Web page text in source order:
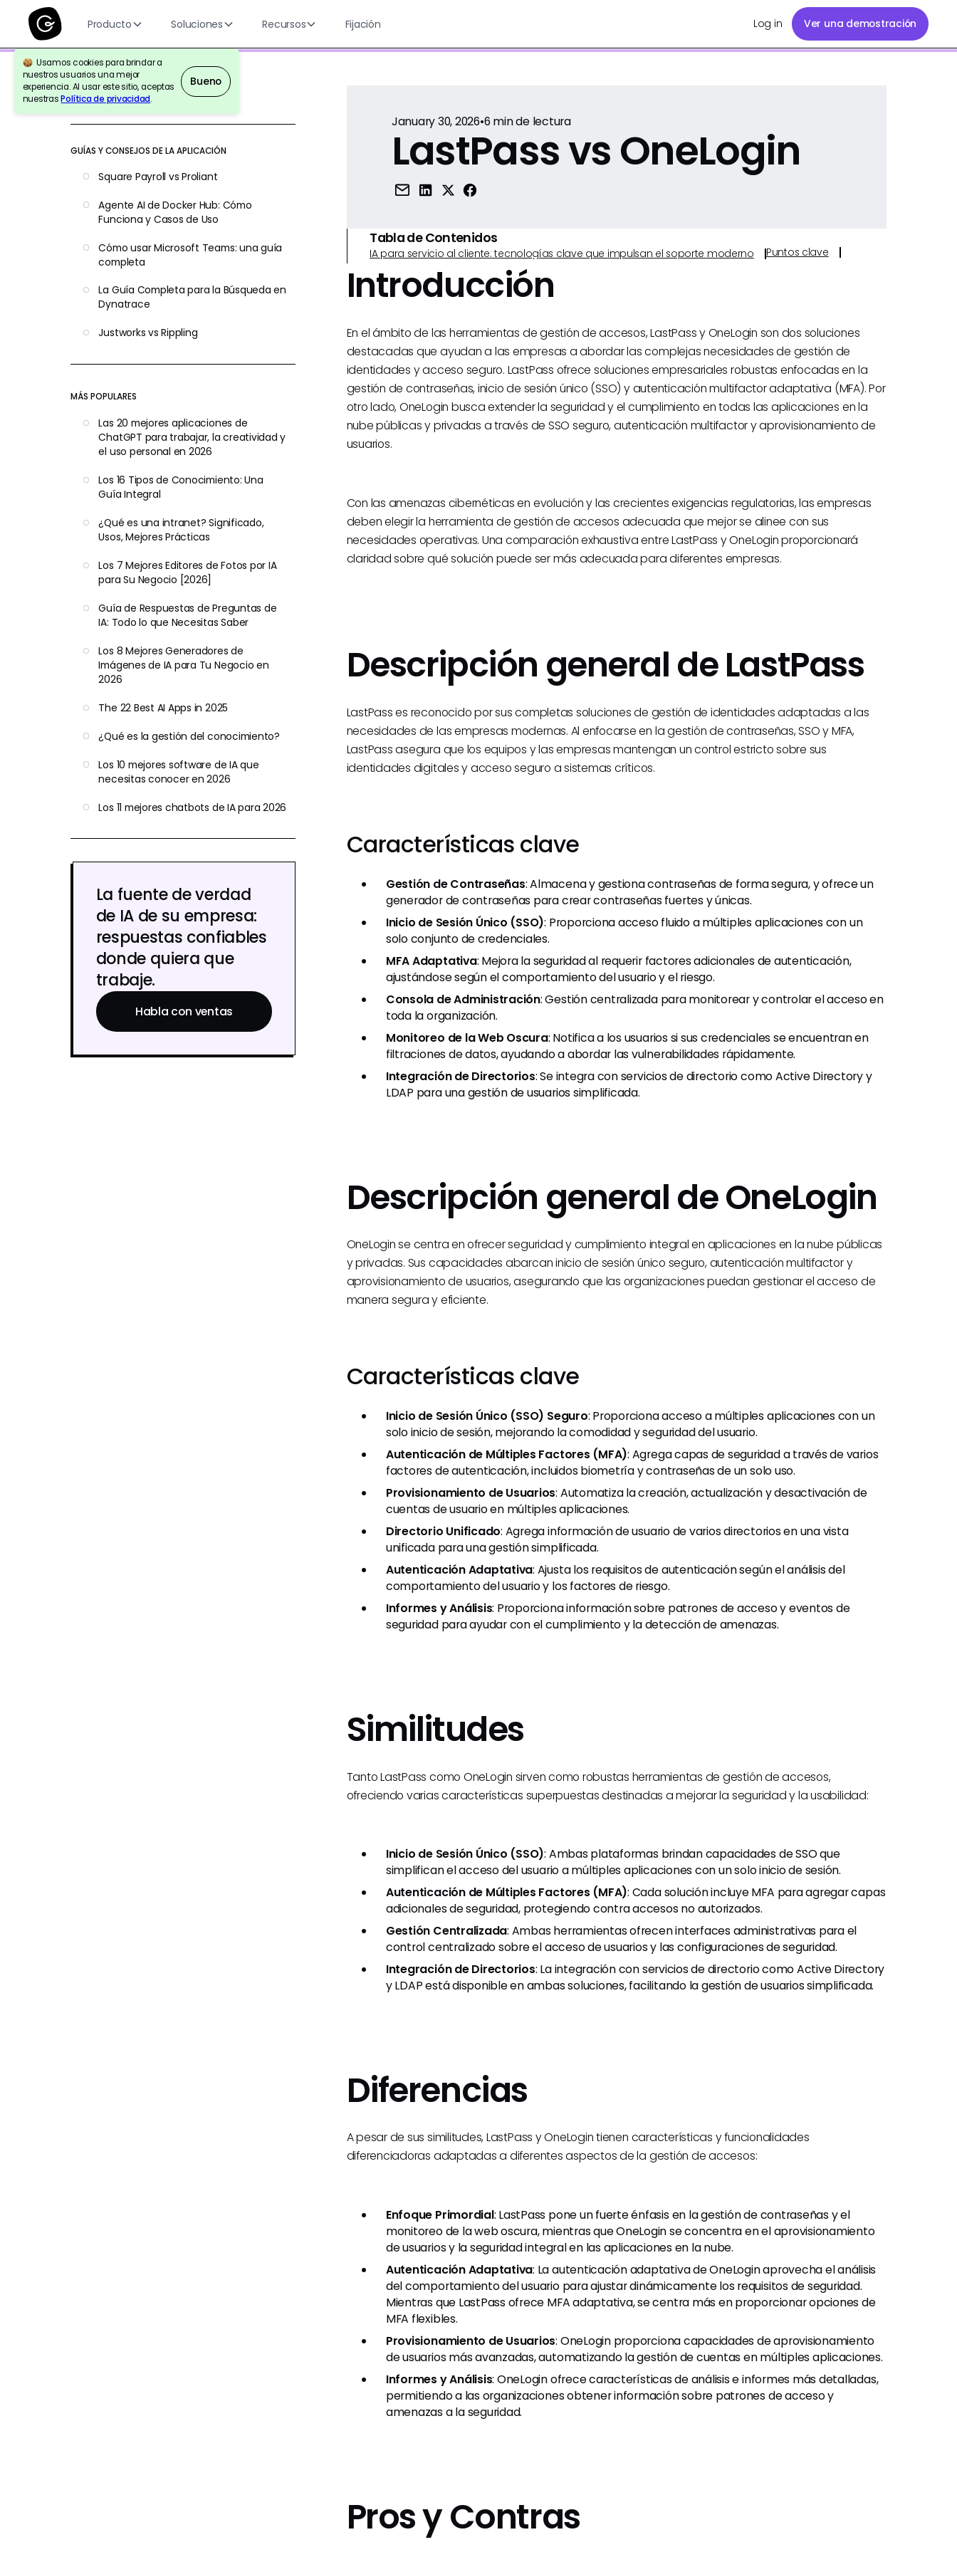
Producto Soluciones Recursos Fijación Log in Ver una demostración
Usamos cookies para brindar a
nuestros usuarios una mejor
experiencia. Al usar este sitio, aceptas
nuestrasPolítica de privacidad.
Bueno
Volver a la Referencia
GUÍAS Y CONSEJOS DE LA APLICACIÓN
Square Payroll vs Proliant
Agente AI de Docker Hub: Cómo
Funciona y Casos de Uso
Cómo usar Microsoft Teams: una guía
completa
La Guía Completa para la Búsqueda en
Dynatrace
Justworks vs Rippling
MÁS POPULARES
Las 20 mejores aplicaciones de
ChatGPT para trabajar, la creatividad y
el uso personal en 2026
Los 16 Tipos de Conocimiento: Una
Guía Integral
¿Qué es una intranet? Significado,
Usos, Mejores Prácticas
Los 7 Mejores Editores de Fotos por IA
para Su Negocio [2026]
Guía de Respuestas de Preguntas de
IA: Todo lo que Necesitas Saber
Los 8 Mejores Generadores de
Imágenes de IA para Tu Negocio en
2026
The 22 Best AI Apps in 2025
¿Qué es la gestión del conocimiento?
Los 10 mejores software de IA que
necesitas conocer en 2026
Los 11 mejores chatbots de IA para 2026
La fuente de verdad
de IA de su empresa:
respuestas confiables
donde quiera que
trabaje.
Habla con ventas
January 30, 2026•6 min de lectura
LastPass vs OneLogin
Tabla de Contenidos
IA para servicio al cliente: tecnologías clave que impulsan el soporte moderno Puntos clave
Introducción
En el ámbito de las herramientas de gestión de accesos, LastPass y OneLogin son dos soluciones
destacadas que ayudan a las empresas a abordar las complejas necesidades de gestión de
identidades y acceso seguro. LastPass ofrece soluciones empresariales robustas enfocadas en la
gestión de contraseñas, inicio de sesión único (SSO) y autenticación multifactor adaptativa (MFA). Por
otro lado, OneLogin busca extender la seguridad y el cumplimiento en todas las aplicaciones en la
nube públicas y privadas a través de SSO seguro, autenticación multifactor y aprovisionamiento de
usuarios.
Con las amenazas cibernéticas en evolución y las crecientes exigencias regulatorias, las empresas
deben elegir la herramienta de gestión de accesos adecuada que mejor se alinee con sus
necesidades operativas. Una comparación exhaustiva entre LastPass y OneLogin proporcionará
claridad sobre qué solución puede ser más adecuada para diferentes empresas.
Descripción general de LastPass
LastPass es reconocido por sus completas soluciones de gestión de identidades adaptadas a las
necesidades de las empresas modernas. Al enfocarse en la gestión de contraseñas, SSO y MFA,
LastPass asegura que los equipos y las empresas mantengan un control estricto sobre sus
identidades digitales y acceso seguro a sistemas críticos.
Características clave
Gestión de Contraseñas: Almacena y gestiona contraseñas de forma segura, y ofrece un
generador de contraseñas para crear contraseñas fuertes y únicas.
Inicio de Sesión Único (SSO): Proporciona acceso fluido a múltiples aplicaciones con un
solo conjunto de credenciales.
MFA Adaptativa: Mejora la seguridad al requerir factores adicionales de autenticación,
ajustándose según el comportamiento del usuario y el riesgo.
Consola de Administración: Gestión centralizada para monitorear y controlar el acceso en
toda la organización.
Monitoreo de la Web Oscura: Notifica a los usuarios si sus credenciales se encuentran en
filtraciones de datos, ayudando a abordar las vulnerabilidades rápidamente.
Integración de Directorios: Se integra con servicios de directorio como Active Directory y
LDAP para una gestión de usuarios simplificada.
Descripción general de OneLogin
OneLogin se centra en ofrecer seguridad y cumplimiento integral en aplicaciones en la nube públicas
y privadas. Sus capacidades abarcan inicio de sesión único seguro, autenticación multifactor y
aprovisionamiento de usuarios, asegurando que las organizaciones puedan gestionar el acceso de
manera segura y eficiente.
Características clave
Inicio de Sesión Único (SSO) Seguro: Proporciona acceso a múltiples aplicaciones con un
solo inicio de sesión, mejorando la comodidad y seguridad del usuario.
Autenticación de Múltiples Factores (MFA): Agrega capas de seguridad a través de varios
factores de autenticación, incluidos biometría y contraseñas de un solo uso.
Provisionamiento de Usuarios: Automatiza la creación, actualización y desactivación de
cuentas de usuario en múltiples aplicaciones.
Directorio Unificado: Agrega información de usuario de varios directorios en una vista
unificada para una gestión simplificada.
Autenticación Adaptativa: Ajusta los requisitos de autenticación según el análisis del
comportamiento del usuario y los factores de riesgo.
Informes y Análisis: Proporciona información sobre patrones de acceso y eventos de
seguridad para ayudar con el cumplimiento y la detección de amenazas.
Similitudes
Tanto LastPass como OneLogin sirven como robustas herramientas de gestión de accesos,
ofreciendo varias características superpuestas destinadas a mejorar la seguridad y la usabilidad:
Inicio de Sesión Único (SSO): Ambas plataformas brindan capacidades de SSO que
simplifican el acceso del usuario a múltiples aplicaciones con un solo inicio de sesión.
Autenticación de Múltiples Factores (MFA): Cada solución incluye MFA para agregar capas
adicionales de seguridad, protegiendo contra accesos no autorizados.
Gestión Centralizada: Ambas herramientas ofrecen interfaces administrativas para el
control centralizado sobre el acceso de usuarios y las configuraciones de seguridad.
Integración de Directorios: La integración con servicios de directorio como Active Directory
y LDAP está disponible en ambas soluciones, facilitando la gestión de usuarios simplificada.
Diferencias
A pesar de sus similitudes, LastPass y OneLogin tienen características y funcionalidades
diferenciadoras adaptadas a diferentes aspectos de la gestión de accesos:
Enfoque Primordial: LastPass pone un fuerte énfasis en la gestión de contraseñas y el
monitoreo de la web oscura, mientras que OneLogin se concentra en el aprovisionamiento
de usuarios y la seguridad integral en las aplicaciones en la nube.
Autenticación Adaptativa: La autenticación adaptativa de OneLogin aprovecha el análisis
del comportamiento del usuario para ajustar dinámicamente los requisitos de seguridad.
Mientras que LastPass ofrece MFA adaptativa, se centra más en proporcionar opciones de
MFA flexibles.
Provisionamiento de Usuarios: OneLogin proporciona capacidades de aprovisionamiento
de usuarios más avanzadas, automatizando la gestión de cuentas en múltiples aplicaciones.
Informes y Análisis: OneLogin ofrece características de análisis e informes más detalladas,
permitiendo a las organizaciones obtener información sobre patrones de acceso y
amenazas a la seguridad.
Pros y Contras